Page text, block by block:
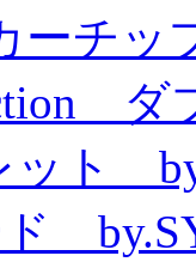
ーチッ
ダ
ット
ド